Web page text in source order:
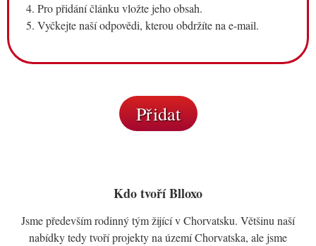
Pro přidání článku vložte jeho obsah.
Vyčkejte naší odpovědi, kterou obdržíte na e-mail.
Přidat
Kdo tvoří Blloxo
Jsme především rodinný tým žijící v Chorvatsku. Většinu naší
nabídky tedy tvoří projekty na území Chorvatska, ale jsme